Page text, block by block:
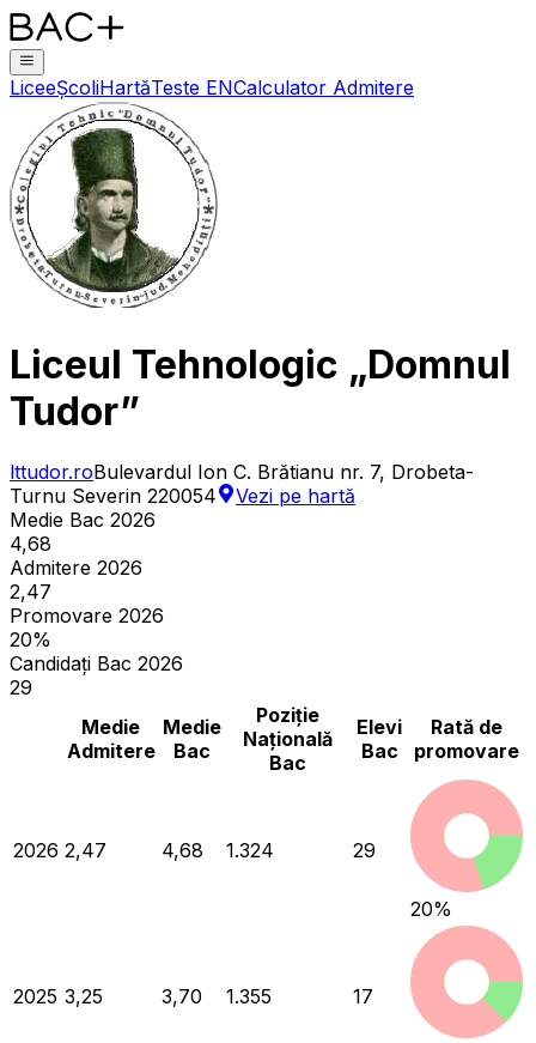
LiceeȘcoliHartăTeste ENCalculator Admitere
Liceul Tehnologic „Domnul
Tudor”
lttudor.roBulevardul Ion C. Brătianu nr. 7, Drobeta-
Turnu Severin 220054
Vezi pe hartă
Medie Bac 2026
4,68
Admitere 2026
2,47
Promovare 2026
20%
Candidați Bac 2026
29
Medie
Admitere
Medie
Bac
Poziție
Națională
Bac
Elevi
Bac
Rată de
promovare
2026 2,47 4,68 1.324 29
20%
2025 3,25 3,70 1.355 17